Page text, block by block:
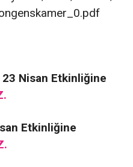
23 Nisan Etkinliğine
Etkinliğine